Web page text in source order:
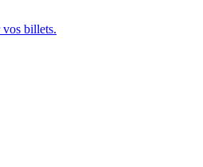
vos billets.